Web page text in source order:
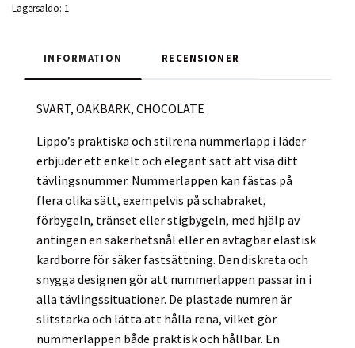
Lagersaldo: 1
INFORMATION RECENSIONER
SVART, OAKBARK, CHOCOLATE
Lippo’s praktiska och stilrena nummerlapp i läder
erbjuder ett enkelt och elegant sätt att visa ditt
tävlingsnummer. Nummerlappen kan fästas på
flera olika sätt, exempelvis på schabraket,
förbygeln, tränset eller stigbygeln, med hjälp av
antingen en säkerhetsnål eller en avtagbar elastisk
kardborre för säker fastsättning. Den diskreta och
snygga designen gör att nummerlappen passar in i
alla tävlingssituationer. De plastade numren är
slitstarka och lätta att hålla rena, vilket gör
nummerlappen både praktisk och hållbar. En